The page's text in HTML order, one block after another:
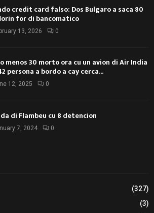
credit card falso: Dos Bulgaro a saca 80
for di bancomatico
13, 2026 0
menos 30 morto ora cu un avion di Air India
persona a bordo a cay cerca...
12, 2025 0
di Flambeu cu 8 detencion
7, 2024 0
(327)
(3)